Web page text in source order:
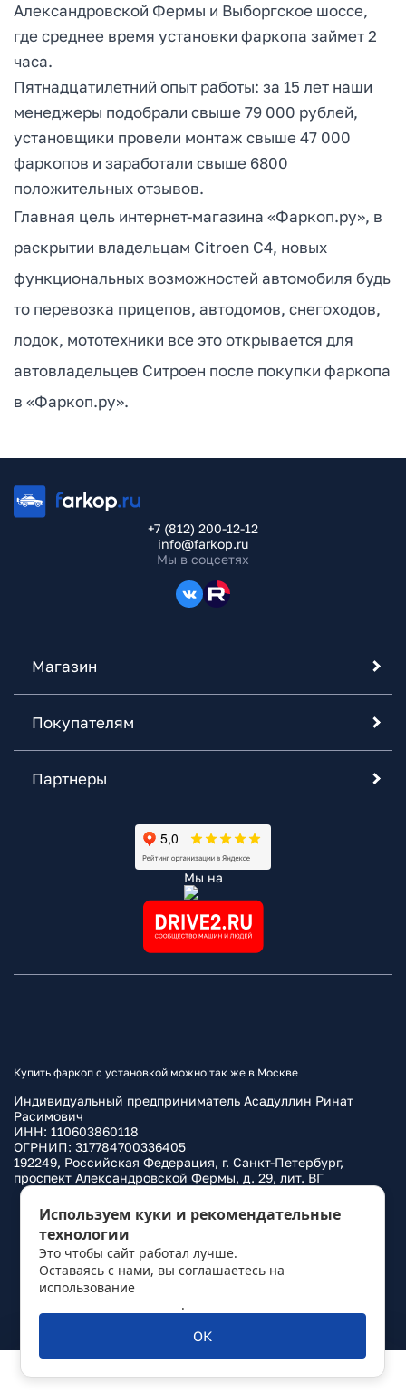
Александровской Фермы и Выборгское шоссе,
где среднее время установки фаркопа займет 2
часа.
Пятнадцатилетний опыт работы: за 15 лет наши
менеджеры подобрали свыше 79 000 рублей,
установщики провели монтаж свыше 47 000
фаркопов и заработали свыше 6800
положительных отзывов.
Главная цель интернет-магазина «Фаркоп.ру», в
раскрытии владельцам Citroen C4, новых
функциональных возможностей автомобиля будь
то перевозка прицепов, автодомов, снегоходов,
лодок, мототехники все это открывается для
автовладельцев Ситроен после покупки фаркопа
в «Фаркоп.ру».
+7 (812) 200-12-12
info@farkop.ru
Мы в соцсетях
Магазин
Покупателям
Партнеры
Мы на
Купить фаркоп с установкой можно так же в Москве
Индивидуальный предприниматель Асадуллин Ринат
Расимович
ИНН: 110603860118
ОГРНИП: 317784700336405
192249, Российская Федерация, г. Санкт-Петербург,
проспект Александровской Фермы, д. 29, лит. ВГ
Политика конфиденциальности
© 2010– 2026Фаркоп.ру
Используем куки и рекомендательные
технологии
Это чтобы сайт работал лучше.
Оставаясь с нами, вы соглашаетесь на
использование
.
ОК